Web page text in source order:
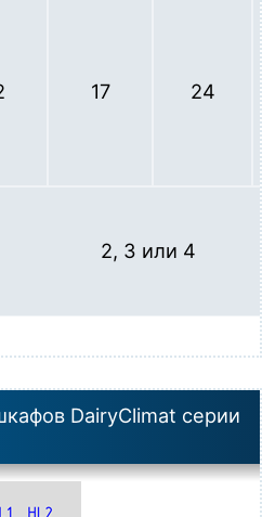
17 24
2, 3 или 4
DairyClimat серии